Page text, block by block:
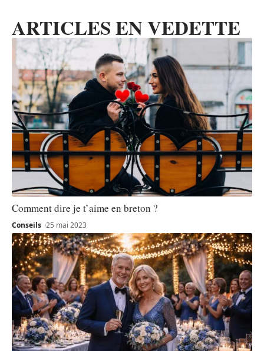
ARTICLES EN VEDETTE
Comment dire je t’aime en breton ?
Conseils 25 mai 2023